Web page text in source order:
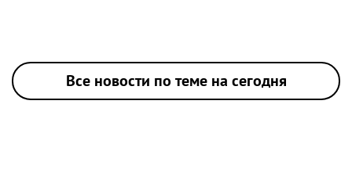
Все новости по теме на сегодня